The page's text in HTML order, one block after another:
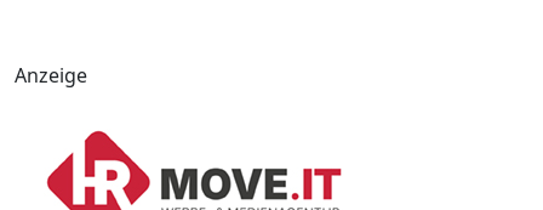
Anzeige